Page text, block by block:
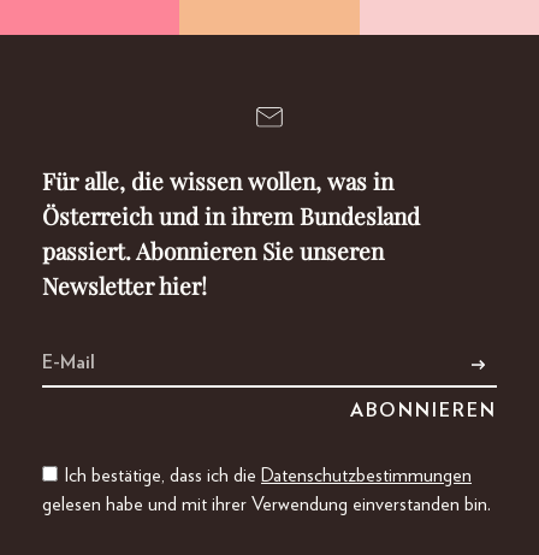
Für alle, die wissen wollen, was in
Österreich und in ihrem Bundesland
passiert. Abonnieren Sie unseren
Newsletter hier!
Ich bestätige, dass ich die Datenschutzbestimmungen
gelesen habe und mit ihrer Verwendung einverstanden bin.